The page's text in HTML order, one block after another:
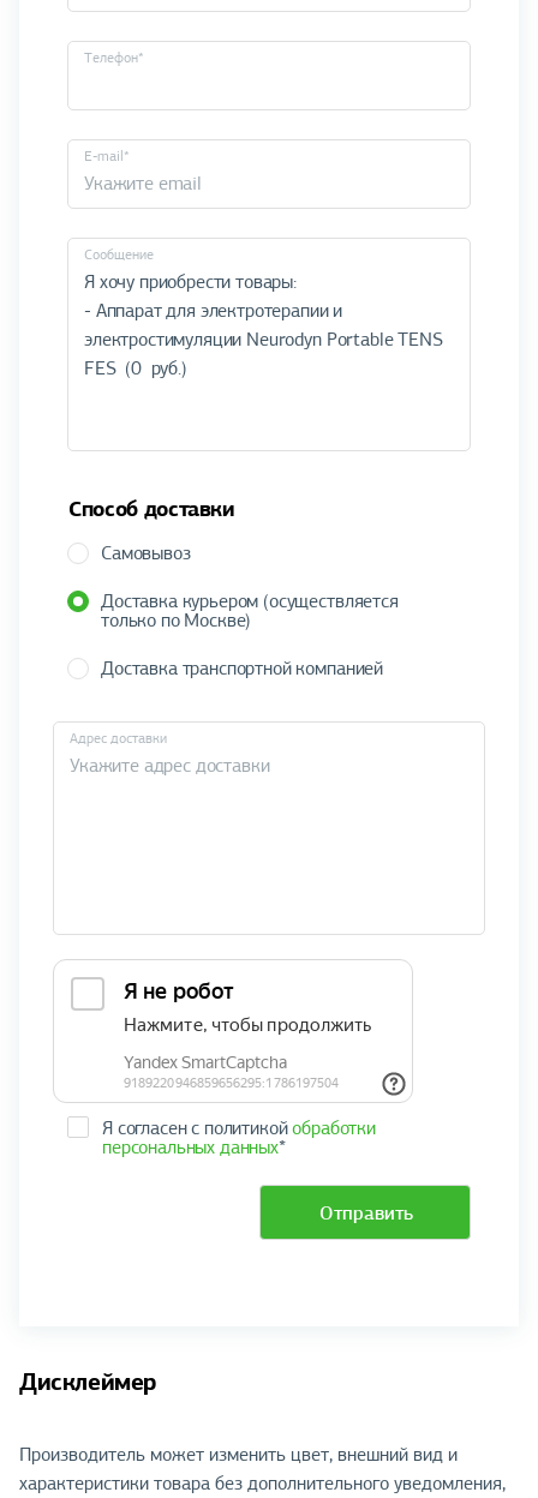
Телефон*
E-mail*
Cообщение
Способ доставки
Самовывоз
Доставка курьером (осуществляется
только по Москве)
Доставка транспортной компанией
Адрес доставки
Я согласен с политикойобработки
персональных данных*
Отправить
Дисклеймер
Производитель может изменить цвет, внешний вид и
характеристики товара без дополнительного уведомления,